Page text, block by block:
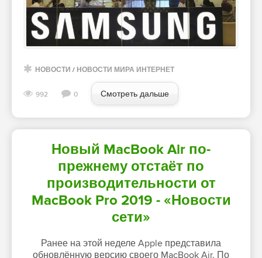
НОВОСТИ / НОВОСТИ МИРА ИНТЕРНЕТ
992 0 Смотреть дальше
Новый MacBook Air по-
прежнему отстаёт по
производительности от
MacBook Pro 2019 - «Новости
сети»
Ранее на этой неделе Apple представила
обновлённую версию своего MacBook Air. По